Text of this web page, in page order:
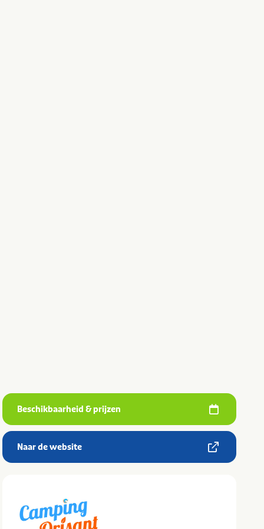
Beschikbaarheid & prijzen
Naar de website